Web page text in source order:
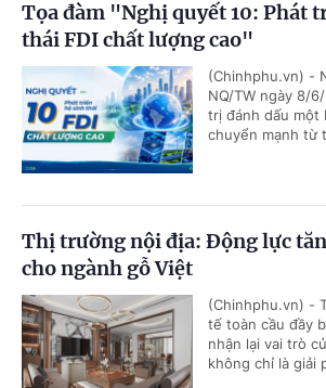
Tọa đàm "Nghị quyết 10: Phát
thái FDI chất lượng cao"
(Chinhphu.vn) -
NQ/TW ngày 8/
trị đánh dấu một
chuyển mạnh từ
Thị trường nội địa: Động lực
cho ngành gỗ Việt
(Chinhphu.vn) -
tế toàn cầu đầy
nhận lại vai trò
không chỉ là giải